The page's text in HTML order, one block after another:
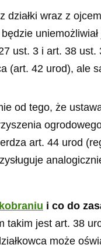
działki wraz z
ust. 3 i art. 38
(art. 42 urod),
od tego, że
art. 44 urod
i co do
jest art. 38
może